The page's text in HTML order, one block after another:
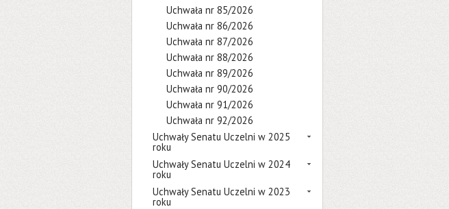
Uchwała nr 85/2026
Uchwała nr 86/2026
Uchwała nr 87/2026
Uchwała nr 88/2026
Uchwała nr 89/2026
Uchwała nr 90/2026
Uchwała nr 91/2026
Uchwała nr 92/2026
Uchwały Senatu Uczelni w 2025
roku
Uchwały Senatu Uczelni w 2024
roku
Uchwały Senatu Uczelni w 2023
roku